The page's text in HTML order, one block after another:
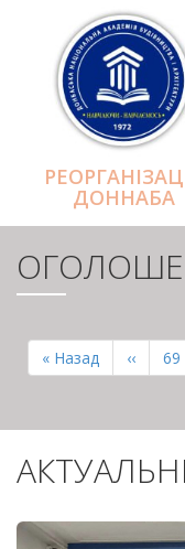
ДОННАБА
СТОРІНКИ
Перша
сторінка
« Назад ‹‹ 69